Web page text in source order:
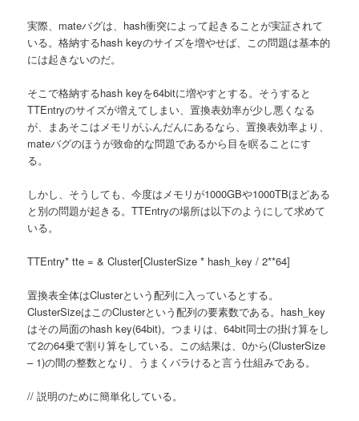
実際、mateバグは、hash衝突によって起きることが実証されて
いる。格納するhash keyのサイズを増やせば、この問題は基本的
には起きないのだ。
そこで格納するhash keyを64bitに増やすとする。そうすると
TTEntryのサイズが増えてしまい、置換表効率が少し悪くなる
が、まあそこはメモリがふんだんにあるなら、置換表効率より、
mateバグのほうが致命的な問題であるから目を瞑ることにす
る。
しかし、そうしても、今度はメモリが1000GBや1000TBほどある
と別の問題が起きる。TTEntryの場所は以下のようにして求めて
いる。
TTEntry* tte = & Cluster[ClusterSize * hash_key / 2**64]
置換表全体はClusterという配列に入っているとする。
ClusterSizeはこのClusterという配列の要素数である。hash_key
はその局面のhash key(64bit)。つまりは、64bit同士の掛け算をし
て2の64乗で割り算をしている。この結果は、0から(ClusterSize
– 1)の間の整数となり、うまくバラけると言う仕組みである。
// 説明のために簡単化している。